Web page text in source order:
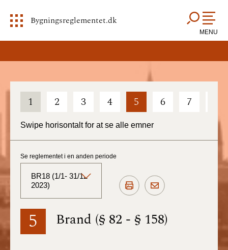
Bygningsreglementet.dk
MENU
1 2 3 4 5 6 7
Swipe horisontalt for at se alle emner
5 Brand (§ 82 - § 158)
Se reglementet i en anden periode
BR18 (1/1- 31/12
2023)
BR18 (Aktuelt)